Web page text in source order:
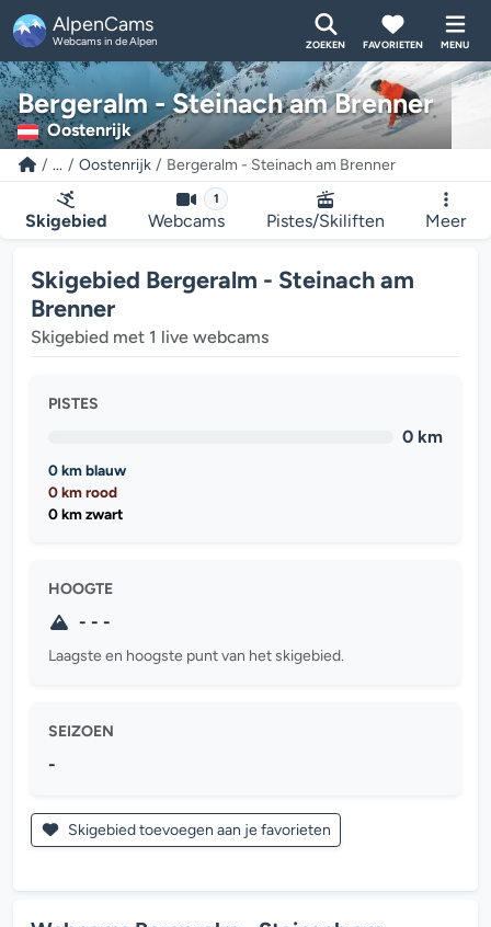
AlpenCams
Webcams in de Alpen ZOEKEN FAVORIETEN MENU
Bergeralm - Steinach am Brenner
Oostenrijk
... Oostenrijk Bergeralm - Steinach am Brenner
Skigebied
1
Webcams Pistes/Skiliften Meer
Skigebied Bergeralm - Steinach am
Brenner
Skigebied met 1 live webcams
PISTES
0 km
0 km blauw
0 km rood
0 km zwart
HOOGTE
- - -
Laagste en hoogste punt van het skigebied.
SEIZOEN
-
Skigebied toevoegen aan je favorieten